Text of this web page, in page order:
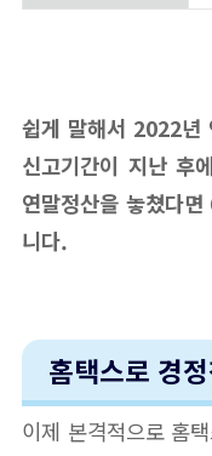
쉽게 말해서 2022년
신고기간이 지난 후
연말정산을 놓쳤다
니다.
홈택스로 경
이제 본격적으로 홈